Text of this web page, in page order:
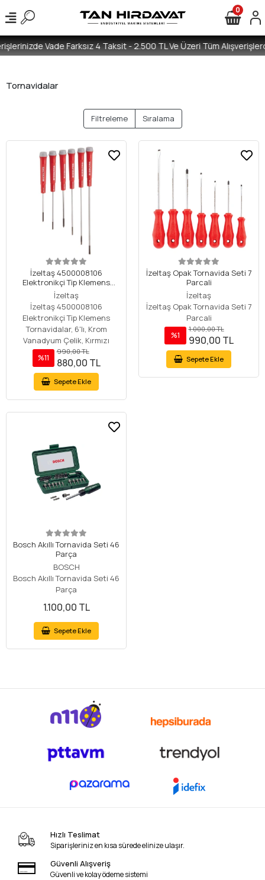
Vade Farksız 4 Taksit - 2.500 TL Ve Üzeri Tüm
0
Tornavidalar
Filtreleme Sıralama
İzeltaş 4500008106
Elektronikçi Tip Klemens
Tornavidalar, 6'lı, Krom
Vanadyum Çelik, Kırmızı
İzeltaş
İzeltaş 4500008106
Elektronikçi Tip Klemens
Tornavidalar, 6'lı, Krom
Vanadyum Çelik, Kırmızı
%11
990,00 TL
880,00 TL
Sepete Ekle
İzeltaş Opak Tornavida Seti 7
Parcali
İzeltaş
İzeltaş Opak Tornavida Seti 7
Parcali
%1
1.000,00 TL
990,00 TL
Sepete Ekle
Bosch Akıllı Tornavida Seti 46
Parça
BOSCH
Bosch Akıllı Tornavida Seti 46
Parça
1.100,00 TL
Sepete Ekle
Hızlı Teslimat
Siparişleriniz en kısa sürede elinize ulaşır.
Güvenli Alışveriş
Güvenli ve kolay ödeme sistemi